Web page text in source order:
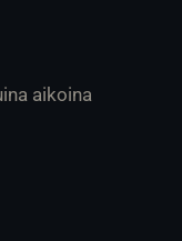
aikoina